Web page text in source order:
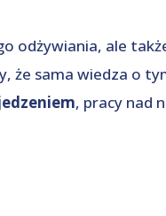
odżywiania, ale
że sama wiedza o
, pracy nad